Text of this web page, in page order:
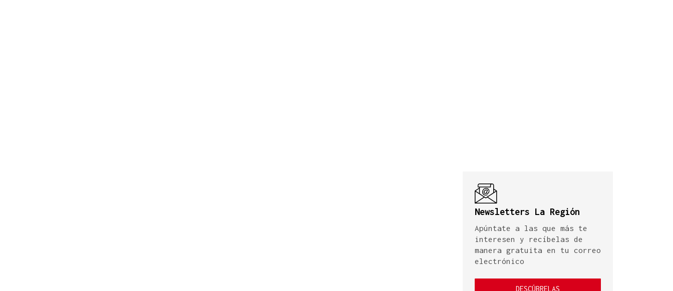
Newsletters La Región
Apúntate a las que más te
interesen y recíbelas de
manera gratuita en tu correo
electrónico
DESCÚBRELAS